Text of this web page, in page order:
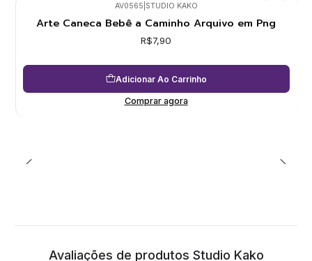
AV0565 STUDIO KAKO
Arte Caneca Bebê a Caminho Arquivo em Png
R$7,90
Adicionar Ao Carrinho
Comprar agora
Avaliações de produtos Studio Kako